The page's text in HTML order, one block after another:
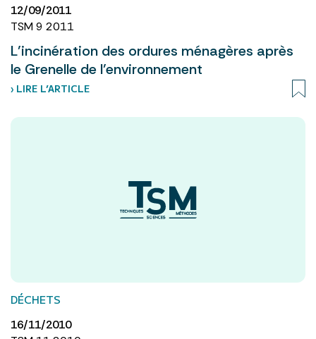
12/09/2011
TSM 9 2011
L’incinération des ordures ménagères après
le Grenelle de l’environnement
› LIRE L’ARTICLE
DÉCHETS
16/11/2010